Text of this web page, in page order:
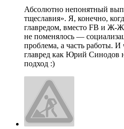
Абсолютно непонятный
тщеславия». Я, конечно,
главредом, вместо FB и
не поменялось —
проблема, а часть работы. И
главред как Юрий Синодов
подход :)